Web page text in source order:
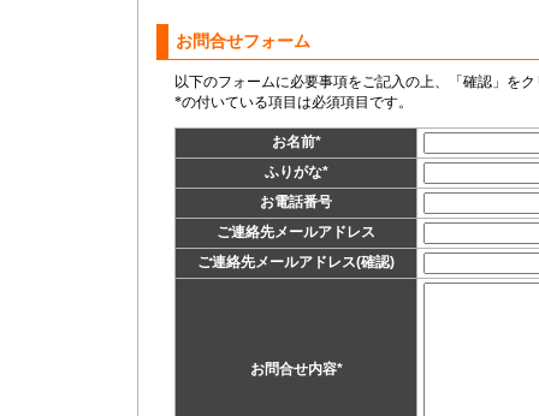
お問合せフォーム
以下のフォームに必要事項をご記入の上、「確認」を
*の付いている項目は必須項目です。
お名前*
ふりがな*
お電話番号
ご連絡先メールアドレス
ご連絡先メールアドレス(確認)
お問合せ内容*